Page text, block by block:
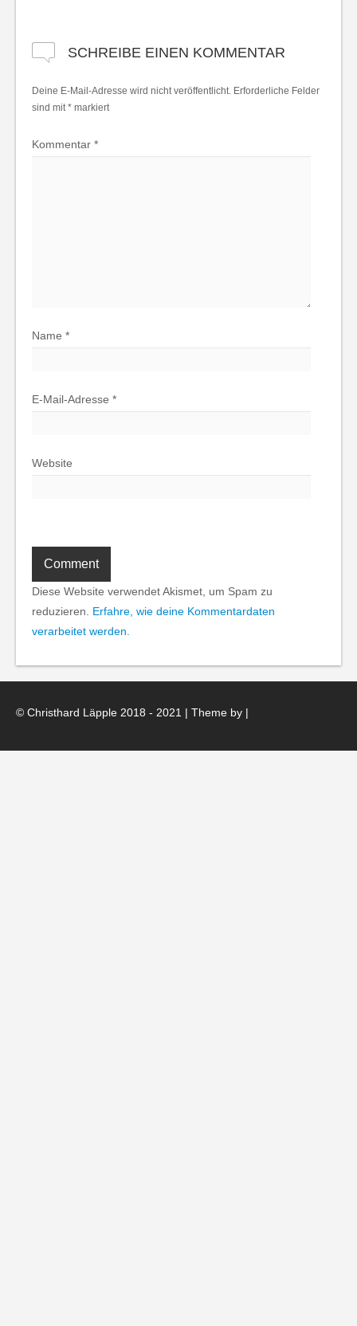
SCHREIBE EINEN KOMMENTAR
Deine E-Mail-Adresse wird nicht veröffentlicht. Erforderliche Felder
sind mit* markiert
Kommentar *
Name *
E-Mail-Adresse *
Website
Diese Website verwendet Akismet, um Spam zu
reduzieren. Erfahre, wie deine Kommentardaten
verarbeitet werden.
© Christhard Läpple 2018 - 2021 | Theme by |